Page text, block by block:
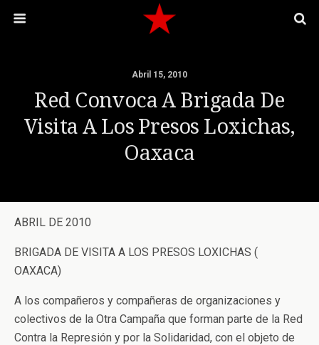
Abril 15, 2010
Red Convoca A Brigada De
Visita A Los Presos Loxichas,
Oaxaca
ABRIL DE 2010
BRIGADA DE VISITA A LOS PRESOS LOXICHAS (
OAXACA)
A los compañeros y compañeras de organizaciones y
colectivos de la Otra Campaña que forman parte de la Red
Contra la Represión y por la Solidaridad, con el objeto de